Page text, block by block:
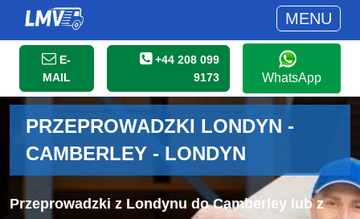
MENU
E-
MAIL
+44 208 099
9173
WhatsApp
PRZEPROWADZKI LONDYN -
CAMBERLEY - LONDYN
Przeprowadzki z Londynu do Camberley lub z